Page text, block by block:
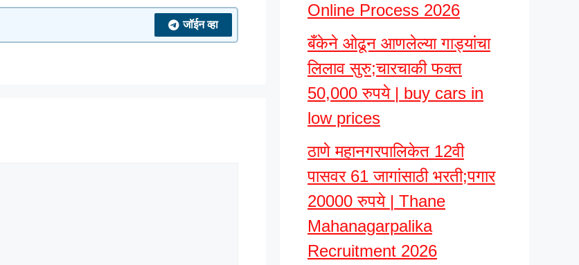
जॉईन व्हा
Online Process 2026
बँकेने ओढून आणलेल्या गाड्यांचा
लिलाव सुरु;चारचाकी फक्त
50,000 रुपये | buy cars in
low prices
ठाणे महानगरपालिकेत 12वी
पासवर 61 जागांसाठी भरती;पगार
20000 रुपये | Thane
Mahanagarpalika
Recruitment 2026